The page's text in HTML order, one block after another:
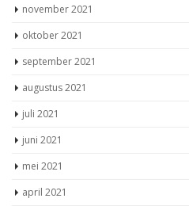
november 2021
oktober 2021
september 2021
augustus 2021
juli 2021
juni 2021
mei 2021
april 2021